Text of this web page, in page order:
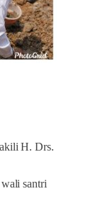
H. Drs.
santri